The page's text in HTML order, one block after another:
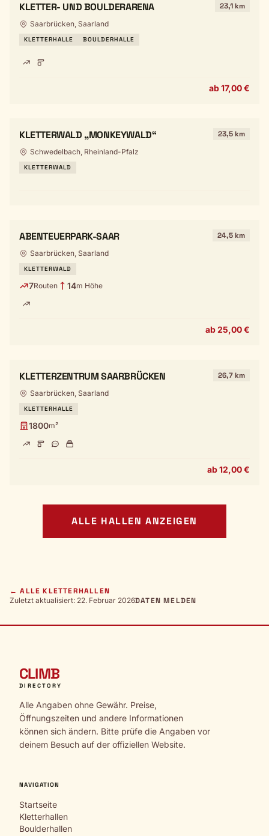
KLETTER- UND BOULDERARENA 23,1 km
Saarbrücken, Saarland
KLETTERHALLE BOULDERHALLE
ab 17,00 €
KLETTERWALD „MONKEYWALD“ 23,5 km
Schwedelbach, Rheinland-Pfalz
KLETTERWALD
ABENTEUERPARK-SAAR 24,5 km
Saarbrücken, Saarland
KLETTERWALD
7Routen 14m Höhe
ab 25,00 €
KLETTERZENTRUM SAARBRÜCKEN 26,7 km
Saarbrücken, Saarland
KLETTERHALLE
1800m²
ab 12,00 €
ALLE HALLEN ANZEIGEN
← ALLE KLETTERHALLEN
Zuletzt aktualisiert: 22. Februar 2026DATEN MELDEN
CLIMB
DIRECTORY
Alle Angaben ohne Gewähr. Preise,
Öffnungszeiten und andere Informationen
können sich ändern. Bitte prüfe die Angaben vor
deinem Besuch auf der offiziellen Website.
NAVIGATION
Startseite
Kletterhallen
Boulderhallen